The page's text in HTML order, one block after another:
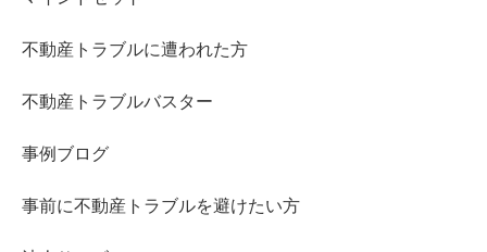
不動産トラブルに遭われた方
不動産トラブルバスター
事例ブログ
事前に不動産トラブルを避けたい方